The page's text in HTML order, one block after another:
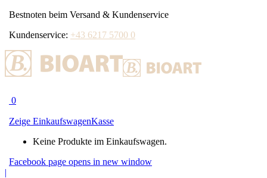
Bestnoten beim Versand & Kundenservice
Kundenservice: +43 6217 5700 0
0
Zeige EinkaufswagenKasse
Keine Produkte im Einkaufswagen.
Facebook page opens in new window
|